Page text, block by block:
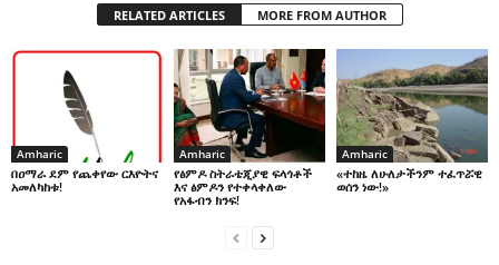
RELATED ARTICLES MORE FROM AUTHOR
Amharic
በዐማራ ደም የጨቀየው ርእዮትና
አመለካከቱ!
Amharic
የፅምዶ ስትራቴጂያዊ ፍላጎቶች
እና ፅምዶን የተቀላቀለው
የአፋብን ክንፍ!
Amharic
«ተከዜ ለሁለታችንም ተፈጥሯዊ
ወሰን ነው!»